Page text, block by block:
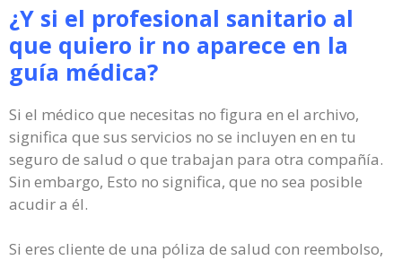
¿Y si el profesional sanitario al
que quiero ir no aparece en la
guía médica?
Si el médico que necesitas no figura en el archivo,
significa que sus servicios no se incluyen en en tu
seguro de salud o que trabajan para otra compañía.
Sin embargo, Esto no significa, que no sea posible
acudir a él.
Si eres cliente de una póliza de salud con reembolso,